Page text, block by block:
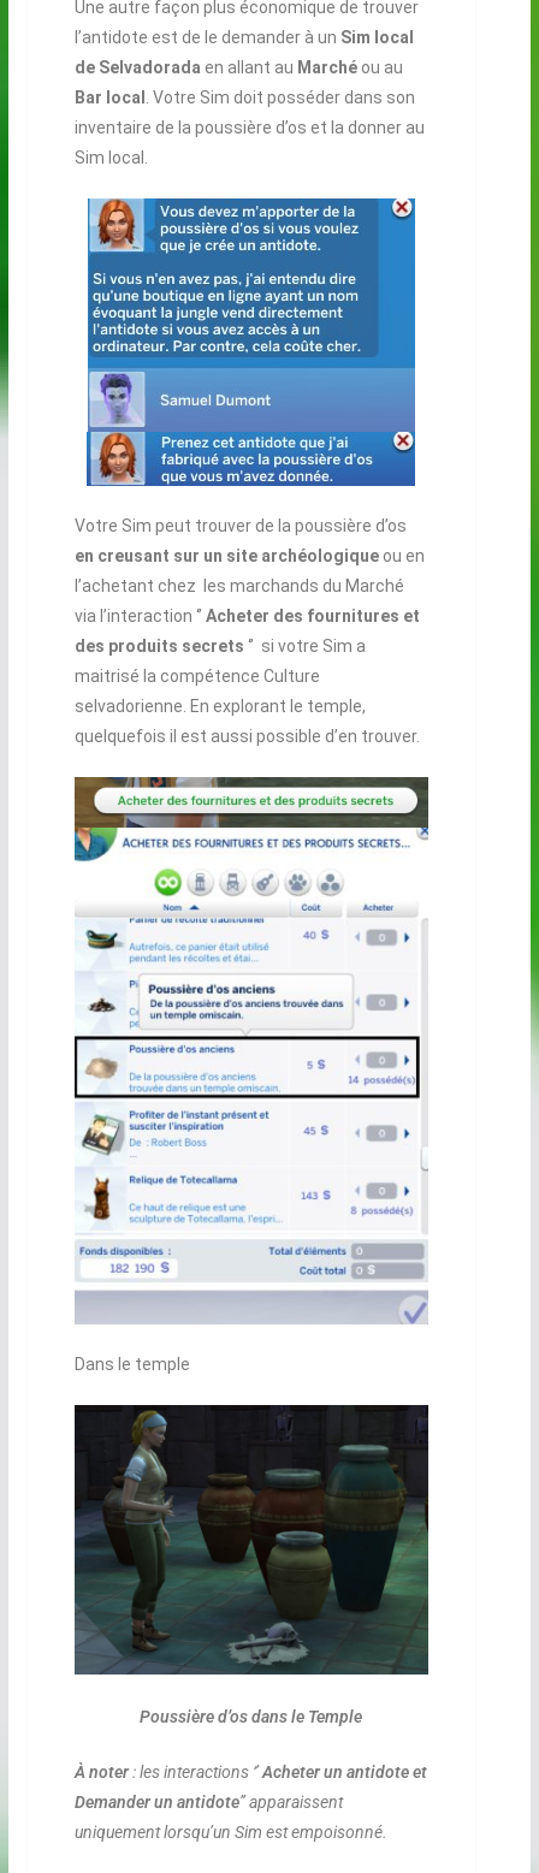
Une autre façon plus économique de trouver
l’antidote est de le demander à un Sim local
de Selvadorada en allant au Marchéou au
Bar local
. Votre Sim doit posséder dans son
inventaire de la poussière d’os et la donner au
Sim local.
Votre Sim peut trouver de la poussière d’os
en creusant sur un site archéologiqueou en
l’achetant chez les marchands du Marché
via l’interaction ‘’ Acheter des fournitures et
des produits secrets ‘’ si votre Sim a
maitrisé la compétence Culture
selvadorienne. En explorant le temple,
quelquefois il est aussi possible d’en trouver.
Dans le temple
Poussière d’os dans le Temple
À noter: les interactions ‘’Acheter un antidote et
Demander un antidote’’ apparaissent
uniquement lorsqu’un Sim est empoisonné.